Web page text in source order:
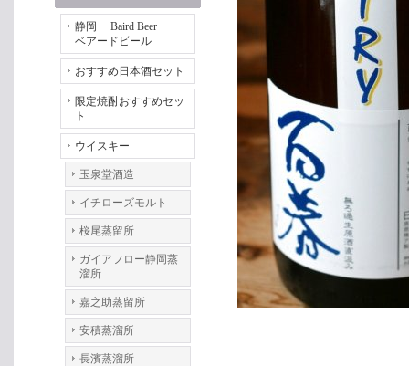
静岡 Baird Beer
ベアードビール
おすすめ日本酒セット
限定焼酎おすすめセッ
ト
ウイスキー
玉泉堂酒造
イチローズモルト
桜尾蒸留所
ガイアフロー静岡蒸
溜所
嘉之助蒸留所
安積蒸溜所
長濱蒸溜所